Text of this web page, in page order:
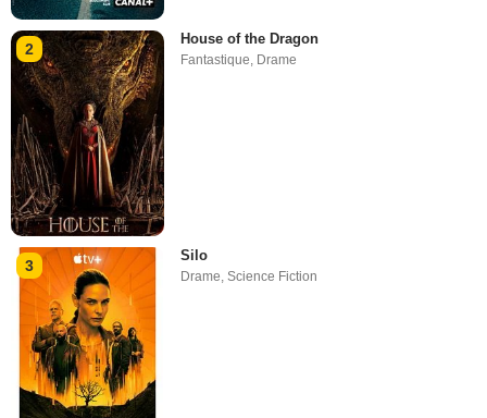
2
House of the Dragon
Fantastique, Drame
3
Silo
Drame ,Science Fiction